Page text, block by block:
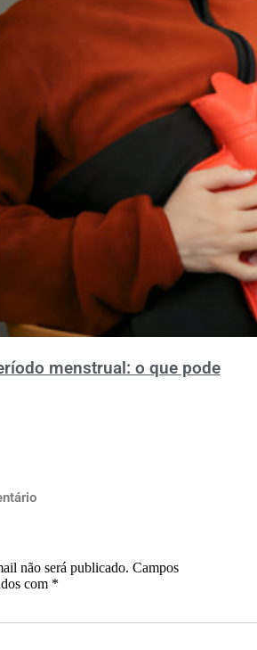
menstrual: o que pode
não será publicado. Campos
com *